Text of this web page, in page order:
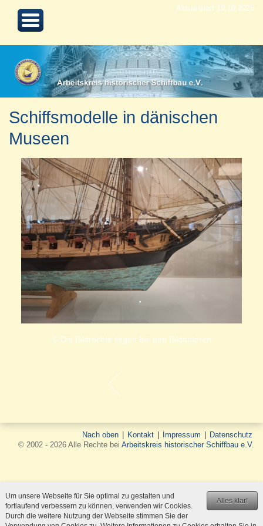
Aktualisiert 19.10.2025
Schiffsmodelle in dänischen
Museen
© Die Bildrechte liegen bei den Bildautoren
Nach oben Kontakt Impressum
Datenschutz
© 2002 - 2026 Alle Rechte bei Arbeitskreis historischer Schiffbau e.V.
Alles klar!
Um unsere Webseite für Sie optimal zu gestalten und
fortlaufend verbessern zu können, verwenden wir Cookies.
Durch die weitere Nutzung der Webseite stimmen Sie der